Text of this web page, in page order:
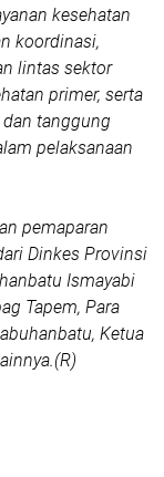
kesehatan
koordinasi,
lintas sektor
primer, serta
tanggung
pelaksanaan
pemaparan
Dinkes Provinsi
Ismayabi
Tapem, Para
Ketua